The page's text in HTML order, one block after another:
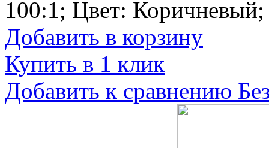
100:1; Цвет: Коричневый;
Добавить в корзину
Купить в 1 клик
Добавить к сравнению